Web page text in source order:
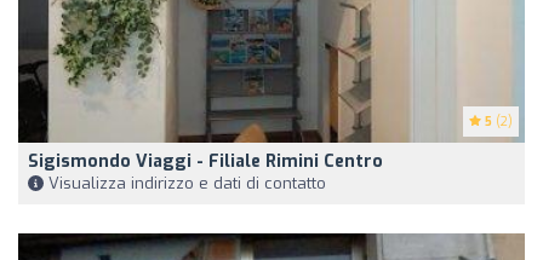
5 (2)
Sigismondo Viaggi - Filiale Rimini Centro
Visualizza indirizzo e dati di contatto